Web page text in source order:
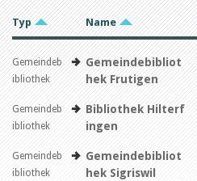
Agenda
Dienstleistungen
biblioBE nutzen
Seeland
Jura bernois
Typ
Gemeindebibliothek
Schulbibliothek
Schul- und Gemeindebibliothek
Regionalbibliothek
Weitere
Index
Typ Name
Gemeindeb
ibliothek
Gemeindebibliot
hek Frutigen
Gemeindeb
ibliothek
Bibliothek Hilterf
ingen
Gemeindeb
ibliothek
Gemeindebibliot
hek Sigriswil